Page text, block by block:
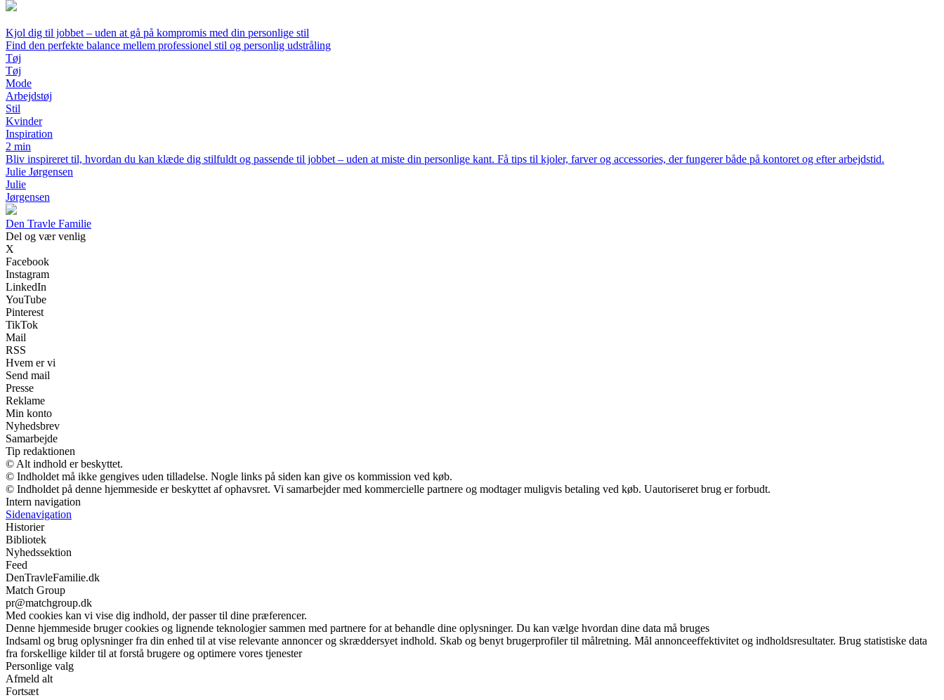
Kjol dig til jobbet – uden at gå på kompromis med din personlige stil
Find den perfekte balance mellem professionel stil og personlig udstråling
Tøj
Tøj
Mode
Arbejdstøj
Stil
Kvinder
Inspiration
2 min
Bliv inspireret til, hvordan du kan klæde dig stilfuldt og passende til jobbet – uden at miste din personlige kant. Få tips til kjoler, farver og accessories, der fungerer både på kontoret og efter arbejdstid.
Julie Jørgensen
Julie
Jørgensen
Den Travle Familie
Del og vær venlig
X
Facebook
Instagram
LinkedIn
YouTube
Pinterest
TikTok
Mail
RSS
Hvem er vi
Send mail
Presse
Reklame
Min konto
Nyhedsbrev
Samarbejde
Tip redaktionen
© Alt indhold er beskyttet.
© Indholdet må ikke gengives uden tilladelse. Nogle links på siden kan give os kommission ved køb.
© Indholdet på denne hjemmeside er beskyttet af ophavsret. Vi samarbejder med kommercielle partnere og modtager muligvis betaling ved køb. Uautoriseret brug er forbudt.
Intern navigation
Sidenavigation
Historier
Bibliotek
Nyhedssektion
Feed
DenTravleFamilie.dk
Match Group
pr@matchgroup.dk
Med cookies kan vi vise dig indhold, der passer til dine præferencer.
Denne hjemmeside bruger cookies og lignende teknologier sammen med partnere for at behandle dine oplysninger. Du kan vælge hvordan dine data må bruges
Indsaml og brug oplysninger fra din enhed til at vise relevante annoncer og skræddersyet indhold. Skab og benyt brugerprofiler til målretning. Mål annonceeffektivitet og indholdsresultater. Brug statistiske data
fra forskellige kilder til at forstå brugere og optimere vores tjenester
Personlige valg
Afmeld alt
Fortsæt